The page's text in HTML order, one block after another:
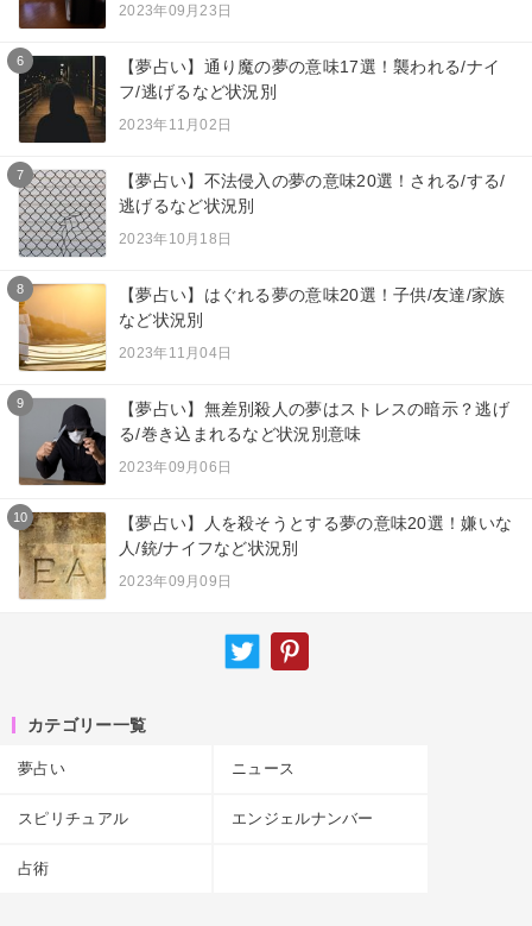
2023年09月23日
6
【夢占い】通り魔の夢の意味17選！襲われる/ナイ
フ/逃げるなど状況別
2023年11月02日
7
【夢占い】不法侵入の夢の意味20選！される/する/
逃げるなど状況別
2023年10月18日
8
【夢占い】はぐれる夢の意味20選！子供/友達/家族
など状況別
2023年11月04日
9
【夢占い】無差別殺人の夢はストレスの暗示？逃げ
る/巻き込まれるなど状況別意味
2023年09月06日
10
【夢占い】人を殺そうとする夢の意味20選！嫌いな
人/銃/ナイフなど状況別
2023年09月09日
カテゴリー一覧
夢占い ニュース
スピリチュアル エンジェルナンバー
占術